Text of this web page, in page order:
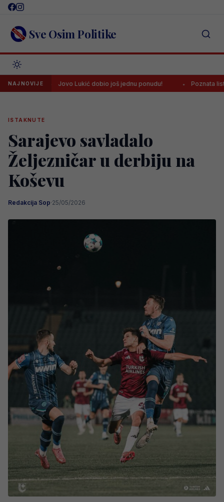
Skip
content Sve Osim Politike
NAJNOVIJEJovo Lukić dobio još jednu ponudu! Poznata lista sudija
ISTAKNUTE
Sarajevo savladalo
Željezničar u derbiju na
Koševu
Redakcija Sop·25/05/2026